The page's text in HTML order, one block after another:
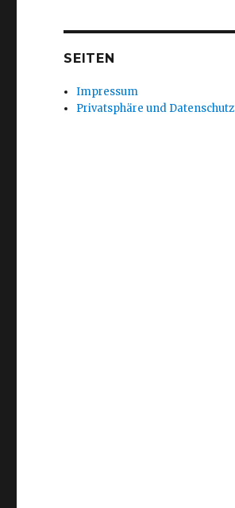
SEITEN
Impressum
Privatsphäre und Datenschutz